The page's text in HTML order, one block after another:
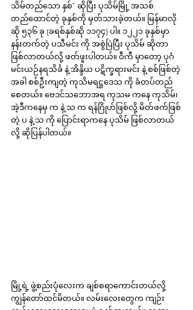
သိမ်တည်သော နှစ်” ဆိုပြီး ပုသိမ်မြို့ အသစ်
တည်ထောင်တဲ့ ခုနှစ်ကို မှတ်သားခဲ့တယ်။ မြန်မာလို
ဆို ၅၃၆ ခု (ခရစ်နှစ်ဆို ၁၁၇၄) ပါ။ ၁၂၂၁ ခုနှစ်မှာ
နန်းတက်တဲ့ ပသီမင်း ကို အစွဲပြဲပြီး ပုသိမ် ဆိုတာ
ဖြစ်လာတယ်လို့ ဖတ်ဖူးပါတယ်။ ဝီကီ မှာတော့ ပုဂံ
မင်းယဉ်နရသိင်္ခ နဲ့ အိန္ဒိယ ပဋိက္ခရားမင်း နဲ့ စစ်ဖြစ်တဲ့
အခါ စစ်ဦးကျတဲ့ ကုသိမရဋ္ဌဒေသ ကို ခံတပ်တည်
စေတယ်။ ဗေဒင်သဘောအရ ကုသမ ကနေ ကုသိမ်၊
အဲ့ဒီကနေမှ က နဲ့ သ က ရန်ဂြိုဟ်ဖြစ်လို့ မိတ်ဖက်ဖြစ်
တဲ့ ပ နဲ့ သ ကို ပြောင်းရာကနေ ပုသိမ် ဖြစ်လာတယ်
လို့ ဆိုပြန်ပါတယ်။
မြို့ရဲ့ ဖွဲ့စည်းပုံလေးက ချစ်စရာကောင်းတယ်လို့
ကျွန်တော်ထင်မိတယ်။ လမ်းလေးတွေက ကျဉ်း